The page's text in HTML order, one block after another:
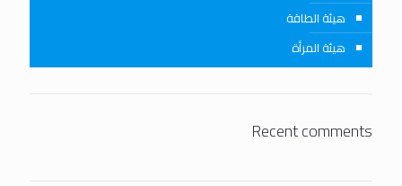
هيئة الطاقة
هيئة المرأة
Recent comments